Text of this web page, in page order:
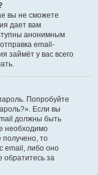
вы не сможете
дает вам
анонимным
email-
займёт у вас всего
Попробуйте
Если вы
должны быть
необходимо
то
email, либо оно
обратитесь за